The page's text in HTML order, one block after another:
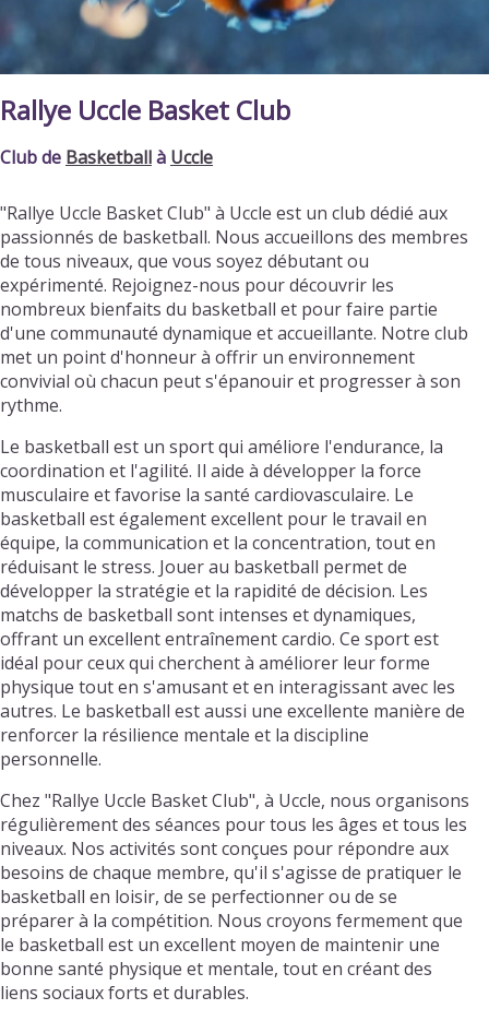
Rallye Uccle Basket Club
Club de Basketballà Uccle
"Rallye Uccle Basket Club" à Uccle est un club dédié aux
passionnés de basketball. Nous accueillons des membres
de tous niveaux, que vous soyez débutant ou
expérimenté. Rejoignez-nous pour découvrir les
nombreux bienfaits du basketball et pour faire partie
d'une communauté dynamique et accueillante. Notre club
met un point d'honneur à offrir un environnement
convivial où chacun peut s'épanouir et progresser à son
rythme.
Le basketball est un sport qui améliore l'endurance, la
coordination et l'agilité. Il aide à développer la force
musculaire et favorise la santé cardiovasculaire. Le
basketball est également excellent pour le travail en
équipe, la communication et la concentration, tout en
réduisant le stress. Jouer au basketball permet de
développer la stratégie et la rapidité de décision. Les
matchs de basketball sont intenses et dynamiques,
offrant un excellent entraînement cardio. Ce sport est
idéal pour ceux qui cherchent à améliorer leur forme
physique tout en s'amusant et en interagissant avec les
autres. Le basketball est aussi une excellente manière de
renforcer la résilience mentale et la discipline
personnelle.
Chez "Rallye Uccle Basket Club", à Uccle, nous organisons
régulièrement des séances pour tous les âges et tous les
niveaux. Nos activités sont conçues pour répondre aux
besoins de chaque membre, qu'il s'agisse de pratiquer le
basketball en loisir, de se perfectionner ou de se
préparer à la compétition. Nous croyons fermement que
le basketball est un excellent moyen de maintenir une
bonne santé physique et mentale, tout en créant des
liens sociaux forts et durables.